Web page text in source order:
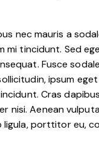
nec mauris a
mi tincidunt. Sed
Fusce
ipsum
Cras
nisi. Aenean
ligula, porttitor eu,